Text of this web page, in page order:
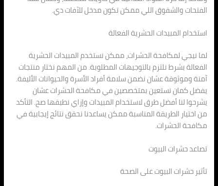
الفتحات والشقوق اللي ممكن تكون مدخل للآفات دي.
استخدام المبيدات الحشرية الفعالة
لما نيجي لمكافحة الحشرات، ممكن نستخدم المبيدات الحشرية
الفعالة بشرط نلتزم بالتوجيهات المطلوبة. من المهم نختار منتجات
آمنة وموثوقة عشان نضمن سلامة أفراد الأسرة والحيوانات الأليفة.
يفضل كمان نستعين بمتخصصين في مكافحة الحشرات عشان
يشرحوا لنا أفضل طرق لاستخدام المبيدات وإزاي نطبقها صح. التأكد
من اختيار الطريقة المناسبة ممكن يساعدنا نحقق نتائج إيجابية في
مكافحة الحشرات.
تصاعد حشرات البيوت
تأثير حشرات البيوت على الصحة